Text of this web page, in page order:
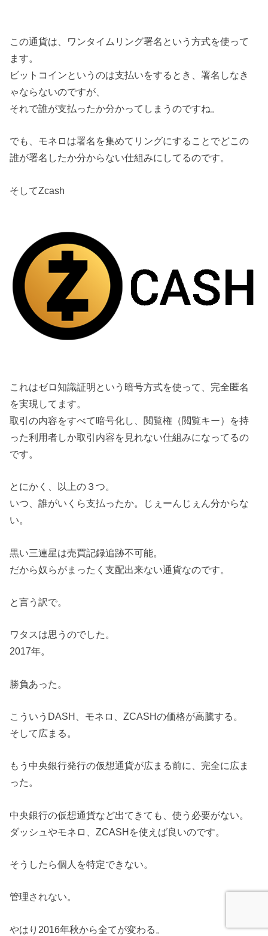
この通貨は、ワンタイムリング署名という方式を使って
ます。
ビットコインというのは支払いをするとき、署名しなき
ゃならないのですが、
それで誰が支払ったか分かってしまうのですね。
でも、モネロは署名を集めてリングにすることでどこの
誰が署名したか分からない仕組みにしてるのです。
そしてZcash
これはゼロ知識証明という暗号方式を使って、完全匿名
を実現してます。
取引の内容をすべて暗号化し、閲覧権（閲覧キー）を持
った利用者しか取引内容を見れない仕組みになってるの
です。
とにかく、以上の３つ。
いつ、誰がいくら支払ったか。じぇーんじぇん分からな
い。
黒い三連星は売買記録追跡不可能。
だから奴らがまったく支配出来ない通貨なのです。
と言う訳で。
ワタスは思うのでした。
2017年。
勝負あった。
こういうDASH、モネロ、ZCASHの価格が高騰する。
そして広まる。
もう中央銀行発行の仮想通貨が広まる前に、完全に広ま
った。
中央銀行の仮想通貨など出てきても、使う必要がない。
ダッシュやモネロ、ZCASHを使えば良いのです。
そうしたら個人を特定できない。
管理されない。
やはり2016年秋から全てが変わる。